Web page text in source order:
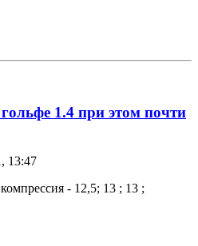
1.4 при этом почти
13:47
компрессия - 12,5; 13 ; 13 ;